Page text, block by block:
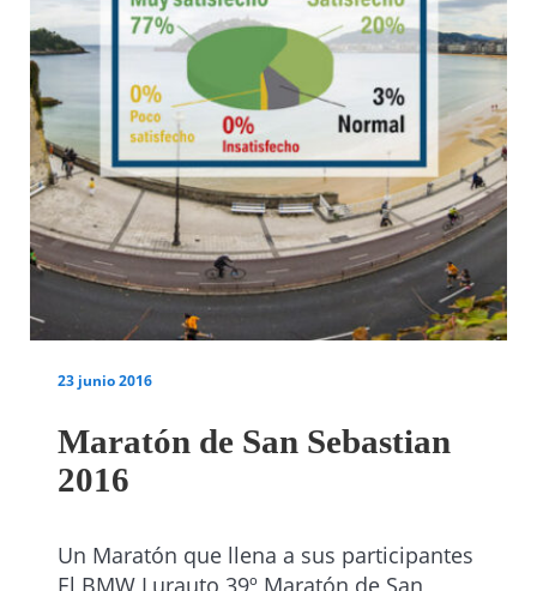
23 junio 2016
Maratón de San Sebastian
2016
Un Maratón que llena a sus participantes
El BMW Lurauto 39º Maratón de San